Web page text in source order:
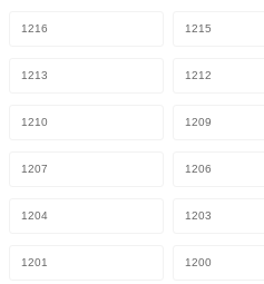
1216 1215
1213 1212
1210 1209
1207 1206
1204 1203
1201 1200